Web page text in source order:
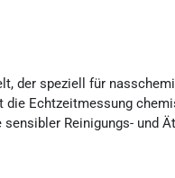
der speziell für
Echtzeitmessung
Reinigungs- und